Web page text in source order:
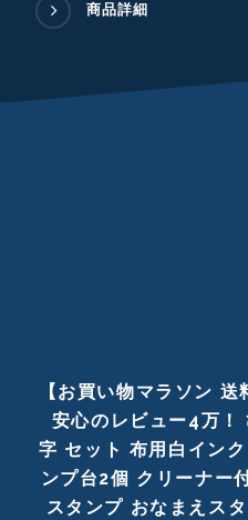
商品詳細
【お買い物マラソン
安心のレビュー4万！
字 セット 布用白イン
ンプ台2個 クリーナー
スタンプ おなまえス